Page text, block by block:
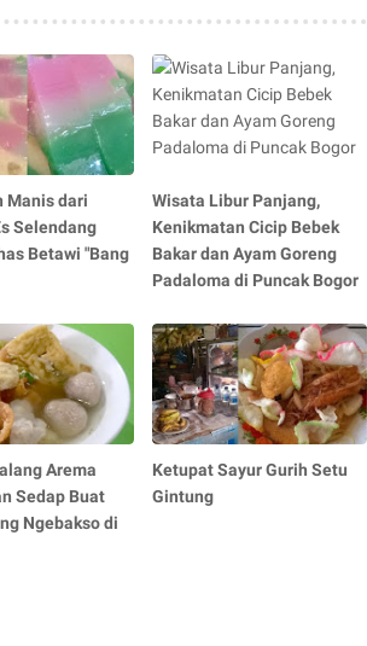
Manis dari
Selendang
Betawi "Bang
Wisata Libur Panjang,
Kenikmatan Cicip Bebek
Bakar dan Ayam Goreng
Padaloma di Puncak Bogor
Arema
Sedap Buat
Ngebakso di
Ketupat Sayur Gurih Setu
Gintung